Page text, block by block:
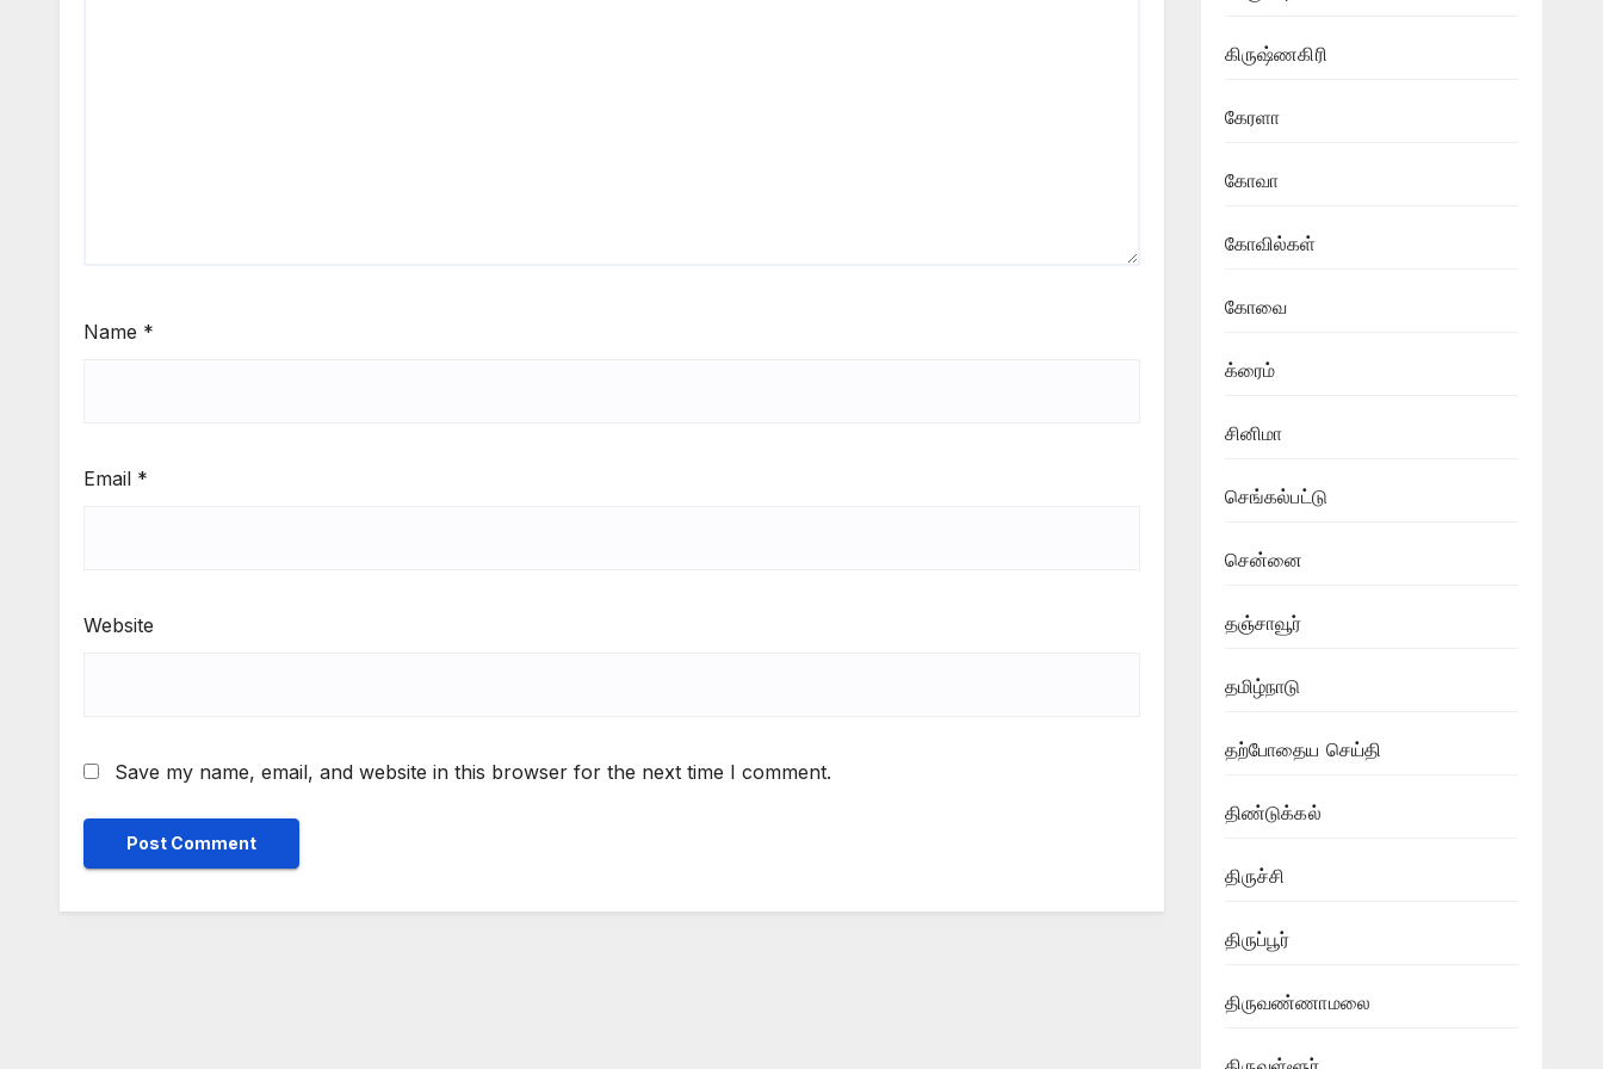
Name *
Email *
Website
Save my name, email, and website in this browser for the next time I comment.
கிருஷ்ணகிரி
கேரளா
கோவா
கோவில்கள்
கோவை
க்ரைம்
சினிமா
செங்கல்பட்டு
சென்னை
தஞ்சாவூர்
தமிழ்நாடு
தற்போதைய செய்தி
திண்டுக்கல்
திருச்சி
திருப்பூர்
திருவண்ணாமலை